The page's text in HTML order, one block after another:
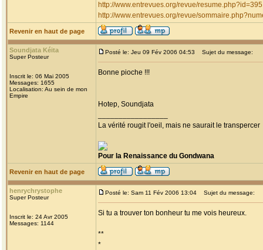
http://www.entrevues.org/revue/
http://www.entrevues.org/revue/
Revenir en haut de page
Soundjata Kéita
Super Posteur
Inscrit le: 06 Mai 2005
Messages: 1655
Localisation: Au sein de mon
Empire
Posté le: Jeu 09 Fév 2006 04:53 Sujet du message:
Bonne pioche !!!
Hotep, Soundjata
La vérité rougit l'oeil, mais ne saurait le transpercer
Pour la Renaissance du Gondwana
Revenir en haut de page
henrychrystophe
Super Posteur
Inscrit le: 24 Avr 2005
Messages: 1144
Posté le: Sam 11 Fév 2006 13:04 Sujet du message:
Si tu a trouver ton bonheur tu me vois heureux.
**
*